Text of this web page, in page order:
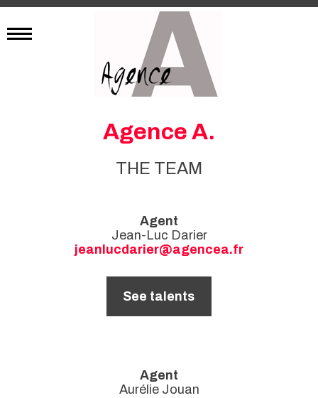
Agence A.
THE TEAM
Agent
Jean-Luc Darier
jeanlucdarier@agencea.fr
See talents
Agent
Aurélie Jouan